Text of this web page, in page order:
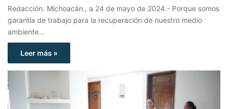
Redacción. Michoacán., a 24 de mayo de 2024.- Porque somos
garantía de trabajo para la recuperación de nuestro medio
ambiente…
Leer más »